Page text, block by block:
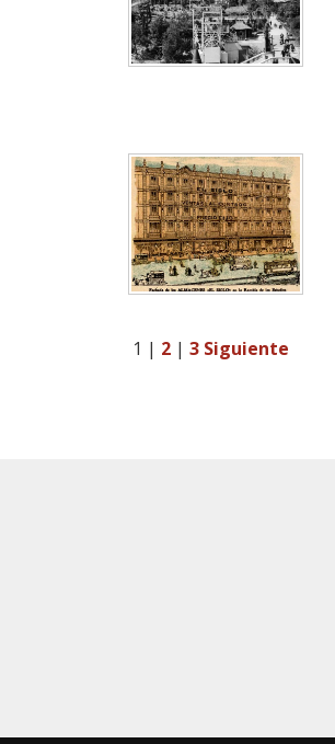
1 | 2 | 3 Siguiente